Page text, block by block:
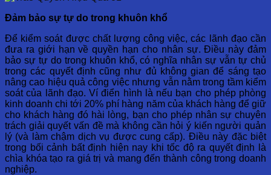
Đảm bảo sự tự do trong khuôn khổ
Để kiểm soát được chất lượng công việc, các lãnh đạo cần
đưa ra giới hạn về quyền hạn cho nhân sự. Điều này đảm
bảo sự tự do trong khuôn khổ, có nghĩa nhân sự vẫn tự chủ
trong các quyết định cũng như đủ không gian để sáng tạo
nâng cao hiệu quả công việc nhưng vẫn nằm trong tầm kiểm
soát của lãnh đạo. Ví điển hình là nếu bạn cho phép phòng
kinh doanh chi tới 20% phí hàng năm của khách hàng để giữ
cho khách hàng đó hài lòng, bạn cho phép nhân sự chuyên
trách giải quyết vấn đề mà không cần hỏi ý kiến ​​người quản
lý (và làm chậm dịch vụ được cung cấp). Điều này đặc biệt
trong bối cảnh bất định hiện nay khi tốc độ ra quyết định là
chìa khóa tạo ra giá trị và mang đến thành công trong doanh
nghiệp.